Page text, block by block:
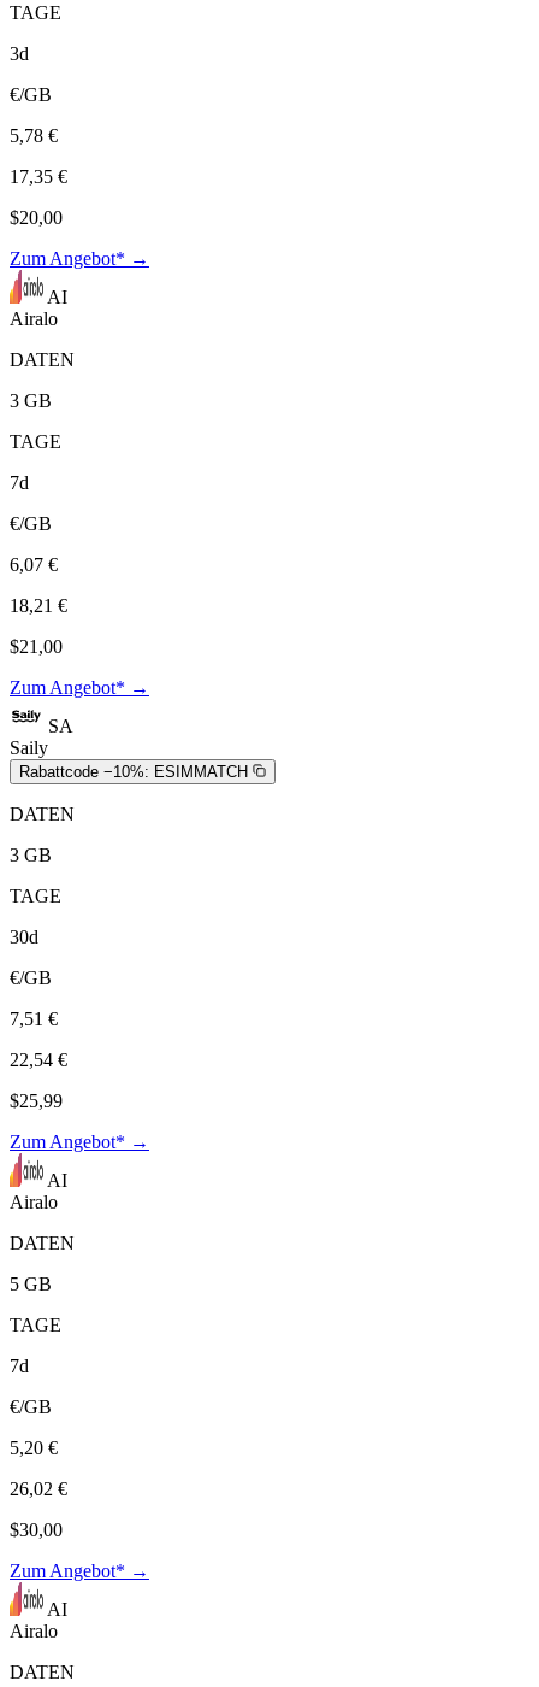
TAGE
3d
€/GB
5,78 €
17,35 €
$20,00
Zum Angebot* →
AI
Airalo
DATEN
3 GB
TAGE
7d
€/GB
6,07 €
18,21 €
$21,00
Zum Angebot* →
SA
Saily
Rabattcode −10%: ESIMMATCH
DATEN
3 GB
TAGE
30d
€/GB
7,51 €
22,54 €
$25,99
Zum Angebot* →
AI
Airalo
DATEN
5 GB
TAGE
7d
€/GB
5,20 €
26,02 €
$30,00
Zum Angebot* →
AI
Airalo
DATEN